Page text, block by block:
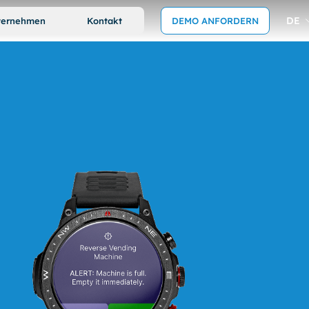
Kontakt DEMO ANFORDERN DE